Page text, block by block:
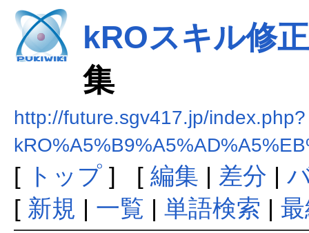
kROスキル修
集
http://future.sgv417.jp/index.php?
[ トップ] [ 編集 | 差分 |
[ 新規 | 一覧 | 単語検索 |